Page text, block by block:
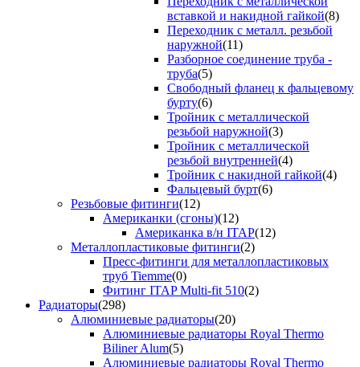
вставкой и накидной гайкой(8)
Переходник с металл. резьбой
наружной(11)
Разборное соединение труба -
труба(5)
Свободный фланец к фальцевому
бурту(6)
Тройник с металлической
резьбой наружной(3)
Тройник с металлической
резьбой внутренней(4)
Тройник с накидной гайкой(4)
Фальцевый бурт(6)
Резьбовые фитинги(12)
Американки (сгоны)(12)
Американка в/н ITAP(12)
Металлопластиковые фитинги(2)
Пресс-фитинги для металлопластиковых
труб Tiemme(0)
Фитинг ITAP Multi-fit 510(2)
Радиаторы(298)
Алюминиевые радиаторы(20)
Алюминиевые радиаторы Royal Thermo
Biliner Alum(5)
Алюминиевые радиаторы Royal Thermo